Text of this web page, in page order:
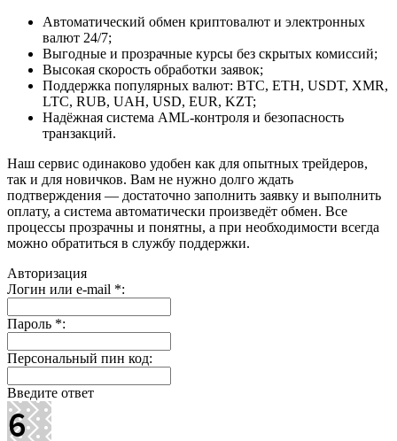
Автоматический обмен криптовалют и электронных
валют 24/7;
Выгодные и прозрачные курсы без скрытых комиссий;
Высокая скорость обработки заявок;
Поддержка популярных валют: BTC, ETH, USDT, XMR,
LTC, RUB, UAH, USD, EUR, KZT;
Надёжная система AML-контроля и безопасность
транзакций.
Наш сервис одинаково удобен как для опытных трейдеров,
так и для новичков. Вам не нужно долго ждать
подтверждения — достаточно заполнить заявку и выполнить
оплату, а система автоматически произведёт обмен. Все
процессы прозрачны и понятны, а при необходимости всегда
можно обратиться в службу поддержки.
Авторизация
Логин или e-mail *:
Пароль *:
Персональный пин код:
Введите ответ